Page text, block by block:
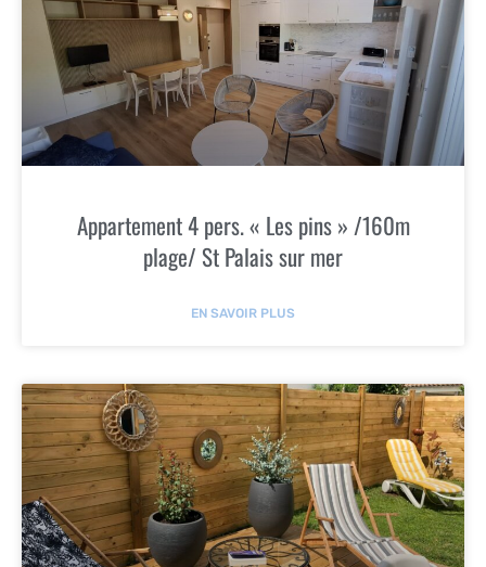
Appartement 4 pers. « Les pins » /160m
plage/ St Palais sur mer
EN SAVOIR PLUS